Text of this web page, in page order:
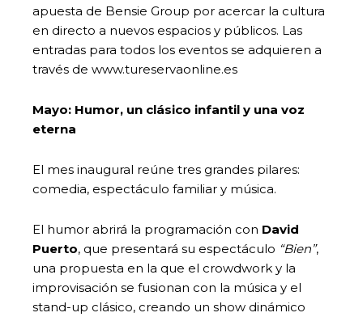
apuesta de Bensie Group por acercar la cultura
en directo a nuevos espacios y públicos. Las
entradas para todos los eventos se adquieren a
través de www.tureservaonline.es
Mayo: Humor, un clásico infantil y una voz
eterna
El mes inaugural reúne tres grandes pilares:
comedia, espectáculo familiar y música.
El humor abrirá la programación con David
Puerto, que presentará su espectáculo “Bien”,
una propuesta en la que el crowdwork y la
improvisación se fusionan con la música y el
stand-up clásico, creando un show dinámico